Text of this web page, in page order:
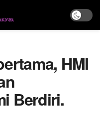
HMI
Berdiri.